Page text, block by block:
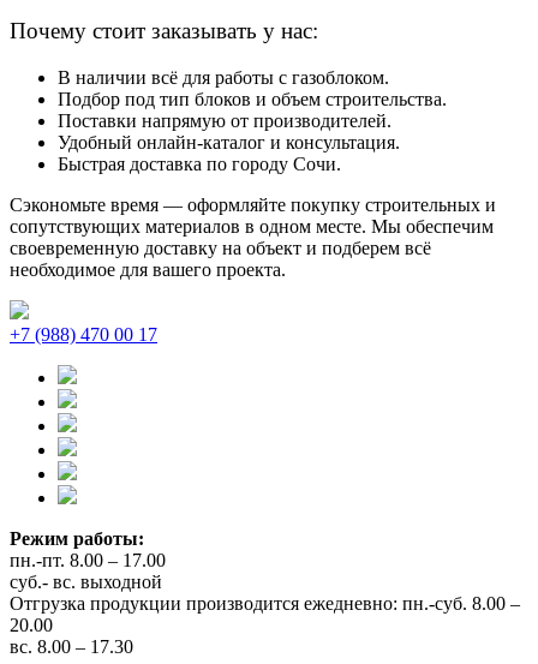
Почему стоит заказывать у нас:
В наличии всё для работы с газоблоком.
Подбор под тип блоков и объем строительства.
Поставки напрямую от производителей.
Удобный онлайн-каталог и консультация.
Быстрая доставка по городу Сочи.
Сэкономьте время — оформляйте покупку строительных и
сопутствующих материалов в одном месте. Мы обеспечим
своевременную доставку на объект и подберем всё
необходимое для вашего проекта.
+7 (988) 470 00 17
Режим работы:
пн.-пт. 8.00 – 17.00
суб.- вс. выходной
Отгрузка продукции производится ежедневно: пн.-суб. 8.00 –
20.00
вс. 8.00 – 17.30